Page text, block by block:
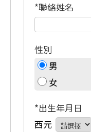
*聯絡姓名
性別
男
女
*出生年月日
西元